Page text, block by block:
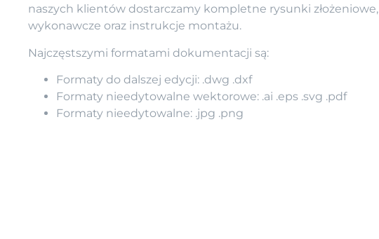
naszych klientów dostarczamy kompletne rysunki złożeniowe,
wykonawcze oraz instrukcje montażu.
Najczęstszymi formatami dokumentacji są:
Formaty do dalszej edycji: .dwg .dxf
Formaty nieedytowalne wektorowe: .ai .eps .svg .pdf
Formaty nieedytowalne: .jpg .png